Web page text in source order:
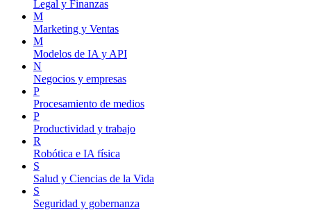
Legal y Finanzas
M
Marketing y Ventas
M
Modelos de IA y API
N
Negocios y empresas
P
Procesamiento de medios
P
Productividad y trabajo
R
Robótica e IA física
S
Salud y Ciencias de la Vida
S
Seguridad y gobernanza